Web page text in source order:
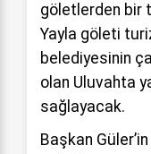
göletlerden bir
Yayla göleti
belediyesinin
olan Uluvahta
sağlayacak.
Başkan